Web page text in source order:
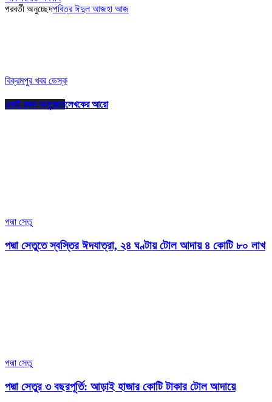
পরবর্তী অনুচ্ছেদপবিত্র ঈদুল আজহা আজ
বিক্রমপুর খবর ডেস্ক
একই রকম অনুচ্ছেদলেখকের আরো
পদ্মা সেতু
পদ্মা সেতুতে স্বস্তির ঈদযাত্রা, ২৪ ঘণ্টায় টোল আদায় ৪ কোটি ৮০ লাখ
পদ্মা সেতু
পদ্মা সেতুর ৩ বছরপূর্তি: আড়াই হাজার কোটি টাকার টোল আদায়ে